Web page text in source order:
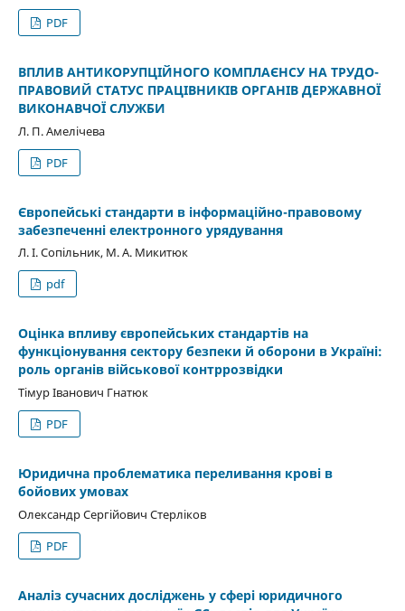
PDF
ВПЛИВ АНТИКОРУПЦІЙНОГО КОМПЛАЄНСУ НА ТРУДО-
ПРАВОВИЙ СТАТУС ПРАЦІВНИКІВ ОРГАНІВ ДЕРЖАВНОЇ
ВИКОНАВЧОЇ СЛУЖБИ
Л. П. Амелічева
PDF
Європейські стандарти в інформаційно-правовому
забезпеченні електронного урядування
Л. І. Сопільник, М. А. Микитюк
pdf
Оцінка впливу європейських стандартів на
функціонування сектору безпеки й оборони в Україні:
роль органів військової контррозвідки
Тімур Іванович Гнатюк
PDF
Юридична проблематика переливання крові в
бойових умовах
Олександр Сергійович Стерліков
PDF
Аналіз сучасних досліджень у сфері юридичного